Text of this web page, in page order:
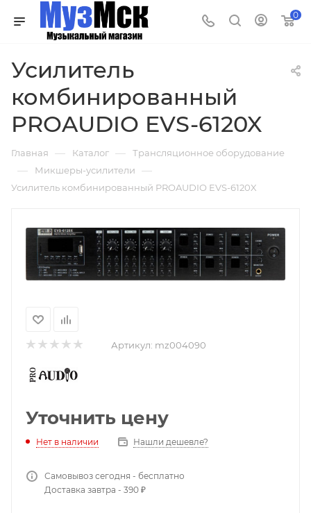
0
Усилитель
комбинированный
PROAUDIO EVS-6120X
Главная — Каталог — Трансляционное оборудование
— Микшеры-усилители —
Усилитель комбинированный PROAUDIO EVS-6120X
Артикул: mz004090
Уточнить цену
Нет в наличии Нашли дешевле?
Самовывоз сегодня - бесплатно
Доставка завтра - 390 ₽